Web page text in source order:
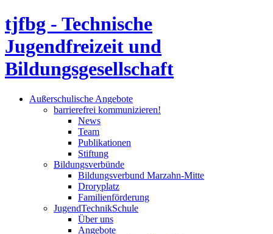
tjfbg - Technische
Jugendfreizeit und
Bildungsgesellschaft
Außerschulische Angebote
barrierefrei kommunizieren!
News
Team
Publikationen
Stiftung
Bildungsverbünde
Bildungsverbund Marzahn-Mitte
Droryplatz
Familienförderung
JugendTechnikSchule
Über uns
Angebote